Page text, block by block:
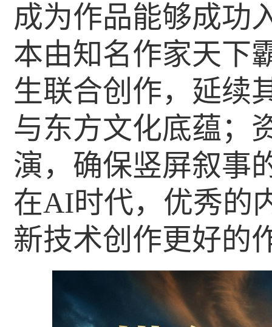
成为作品能够成功
本由知名作家天下
生联合创作，延续
与东方文化底蕴；
演，确保竖屏叙事
在AI时代，优秀的
新技术创作更好的